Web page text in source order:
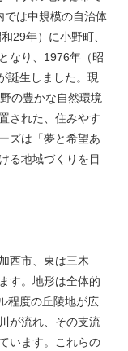
では中規模の自治体
29年）に小野町、
なり、1976年（昭
誕生しました。現
の豊かな自然環境
された、住みやす
ズは「夢と希望あ
る地域づくりを目
西市、東は三木
す。地形は全体的
程度の丘陵地が広
が流れ、その支流
います。これらの